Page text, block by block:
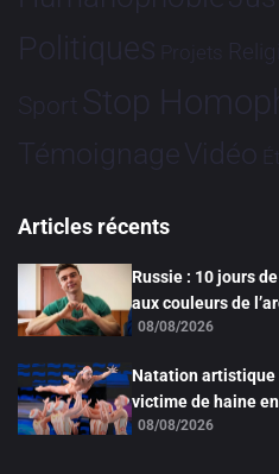
Politiques Projets
Sport Stop
TémoignageVidéo
Articles récents
Russie : 10 jours
aux couleurs de
08/08/2026
Natation artistique
victime de haine
08/08/2026